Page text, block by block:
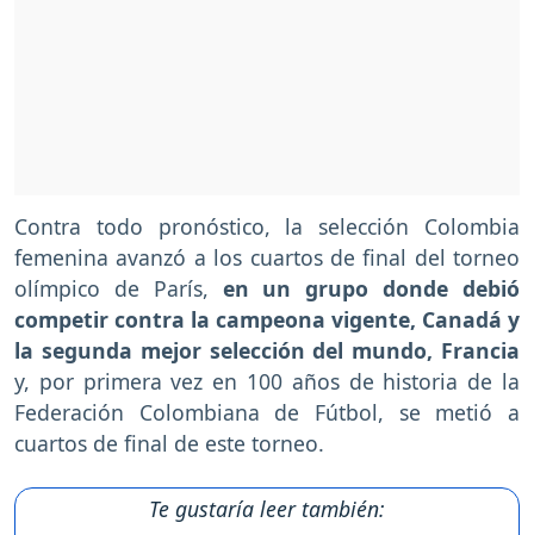
Contra todo pronóstico, la selección Colombia
femenina avanzó a los cuartos de final del torneo
olímpico de París, en un grupo donde debió
competir contra la campeona vigente, Canadá y
la segunda mejor selección del mundo, Francia
y, por primera vez en 100 años de historia de la
Federación Colombiana de Fútbol, se metió a
cuartos de final de este torneo.
Te gustaría leer también: